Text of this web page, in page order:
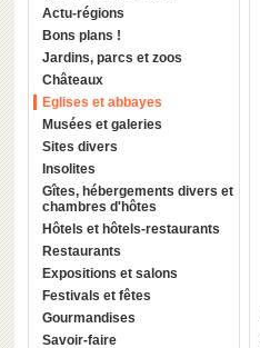
Actu-régions
Bons plans !
Jardins, parcs et zoos
Châteaux
Eglises et abbayes
Musées et galeries
Sites divers
Insolites
Gîtes, hébergements divers et
chambres d'hôtes
Hôtels et hôtels-restaurants
Restaurants
Expositions et salons
Festivals et fêtes
Gourmandises
Savoir-faire